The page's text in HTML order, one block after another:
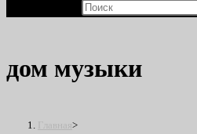
дом музыки
Главная>